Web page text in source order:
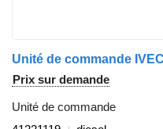
Prix sur demande
Unité de commande